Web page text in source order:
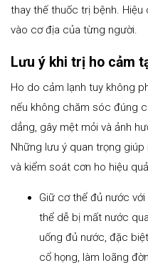
thay thế thuốc trị bệnh.
vào cơ địa của từng người.
Lưu ý khi trị ho cảm
Ho do cảm lạnh tuy không
nếu không chăm sóc đúng
dẳng, gây mệt mỏi và ảnh
Những lưu ý quan trọng
và kiểm soát cơn ho hiệu
Giữ cơ thể đủ nước
thể dễ bị mất nước
uống đủ nước, đặc
cổ họng, làm loãng